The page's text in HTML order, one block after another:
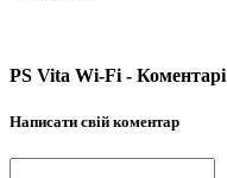
PS Vita Wi-Fi - Коментарі
Написати свій коментар